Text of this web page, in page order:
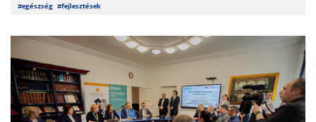
#egészség #fejlesztések